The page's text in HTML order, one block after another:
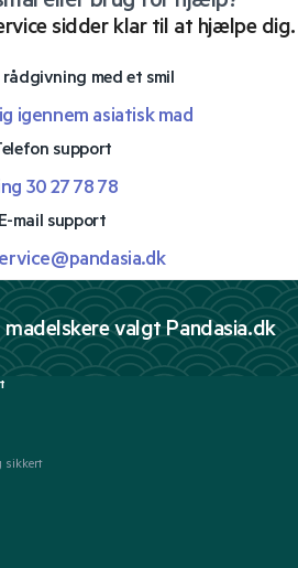
sidder klar til at hjælpe dig.
rådgivning med et smil
igennem asiatisk mad
support
30 27 78 78
E-mail support
valgt Pandasia.dk
sikkert